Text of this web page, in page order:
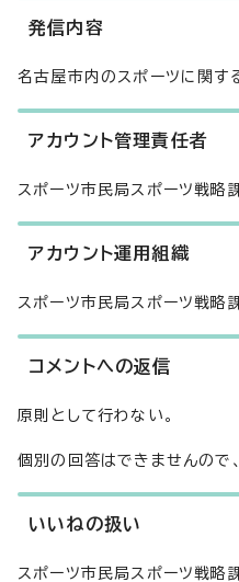
発信内容
名古屋市内のスポーツに関す
アカウント管理責任者
スポーツ市民局スポーツ戦略
アカウント運用組織
スポーツ市民局スポーツ戦略
コメントへの返信
原則として行わない。
個別の回答はできませんので
いいねの扱い
スポーツ市民局スポーツ戦略